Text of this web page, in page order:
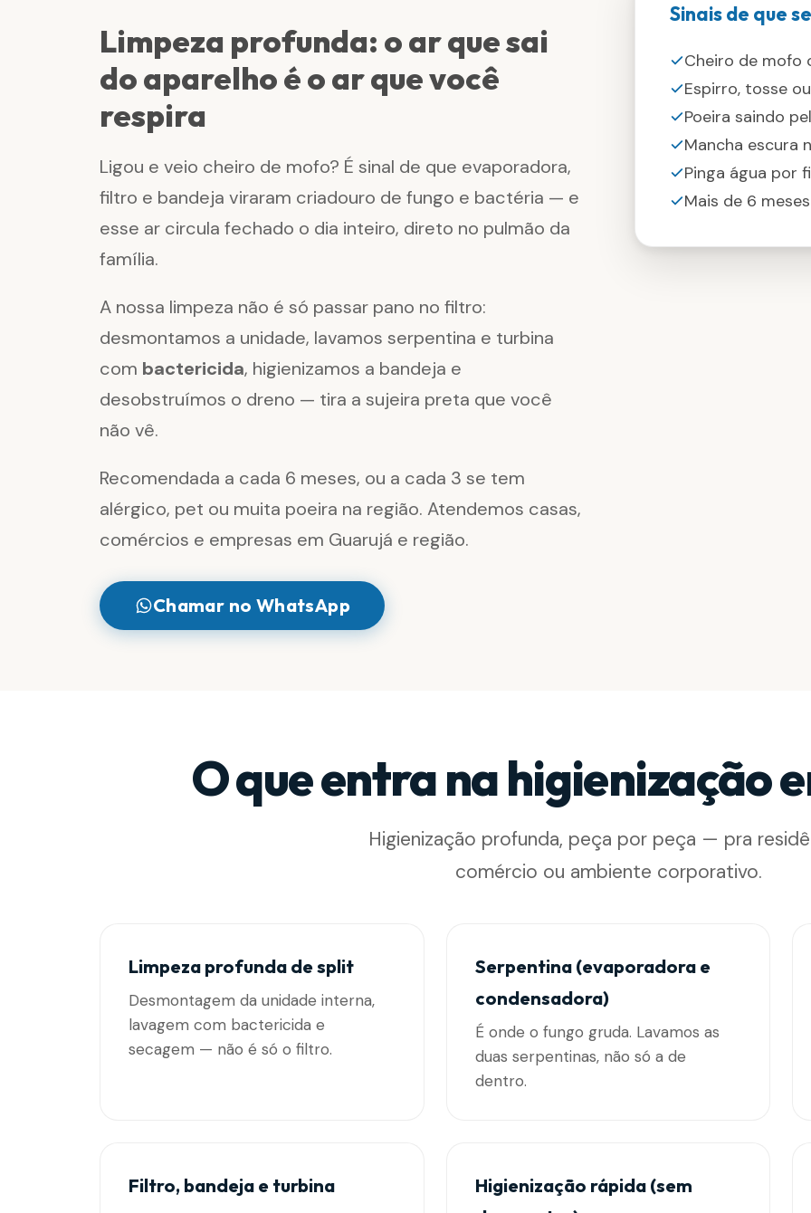
Limpeza profunda: o ar que sai
do aparelho é o ar que você
respira
Ligou e veio cheiro de mofo? É sinal de que evaporadora,
filtro e bandeja viraram criadouro de fungo e bactéria — e
esse ar circula fechado o dia inteiro, direto no pulmão da
família.
A nossa limpeza não é só passar pano no filtro:
desmontamos a unidade, lavamos serpentina e turbina
com bactericida, higienizamos a bandeja e
desobstruímos o dreno — tira a sujeira preta que você
não vê.
Recomendada a cada 6 meses, ou a cada 3 se tem
alérgico, pet ou muita poeira na região. Atendemos casas,
comércios e empresas em Guarujá e região.
Chamar no WhatsApp
Sinais de que
Cheiro de mofo
Espirro, tosse
Poeira saindo
Mancha escura
Pinga água por
Mais de 6
O que entra na higienização
Higienização profunda, peça por peça — pra
comércio ou ambiente corporativo.
Limpeza profunda de split
Desmontagem da unidade interna,
lavagem com bactericida e
secagem — não é só o filtro.
Serpentina (evaporadora e
condensadora)
É onde o fungo gruda. Lavamos as
duas serpentinas, não só a de
dentro.
Filtro, bandeja e turbina
Higienização rápida (sem